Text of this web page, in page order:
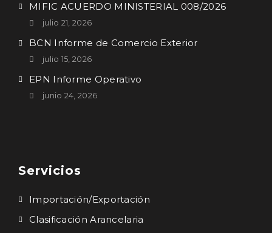
MIFIC ACUERDO MINISTERIAL 008/2026
julio 21, 2026
BCN Informe de Comercio Exterior
julio 15, 2026
EPN Informe Operativo
junio 24, 2026
Servicios
Importación/Exportación
Clasificación Arancelaria